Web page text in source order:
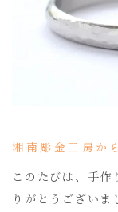
湘南彫金工房か
このたびは、手
りがとうございま